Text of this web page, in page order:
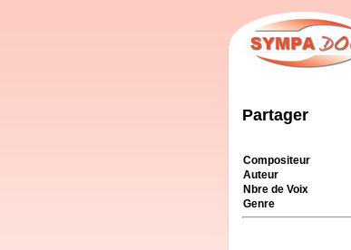
Partager
Compositeur
Auteur
Nbre de Voix
Genre